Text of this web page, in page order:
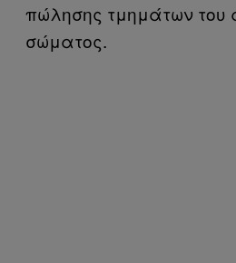
πώλησης τμημάτων του
σώματος.